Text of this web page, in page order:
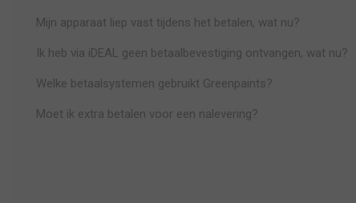
Mijn apparaat liep vast tijdens het betalen, wat nu?
Ik heb via iDEAL geen betaalbevestiging ontvangen, wat nu?
Welke betaalsystemen gebruikt Greenpaints?
Moet ik extra betalen voor een nalevering?